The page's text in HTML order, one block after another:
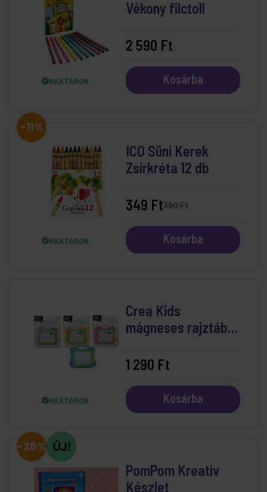
RAKTÁRON
Vékony filctoll
2 590 Ft
Kosárba
-11%
RAKTÁRON
ICO Süni Kerek
Zsírkréta 12 db
390 Ft
349 Ft
Kosárba
RAKTÁRON
Crea Kids
mágneses rajztábla
1 290 Ft
Kosárba
-28%
PomPom Kreatív
Készlet